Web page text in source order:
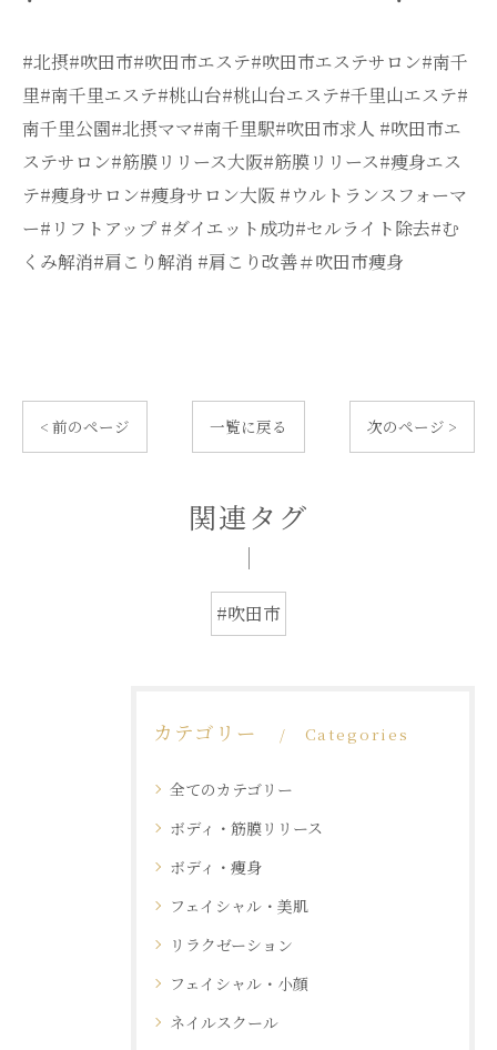
#北摂#吹田市#吹田市エステ#吹田市エステサロン#南千
里#南千里エステ#桃山台#桃山台エステ#千里山エステ#
南千里公園#北摂ママ#南千里駅#吹田市求人 #吹田市エ
ステサロン#筋膜リリース大阪#筋膜リリース#痩身エス
テ#痩身サロン#痩身サロン大阪 #ウルトランスフォーマ
ー#リフトアップ #ダイエット成功#セルライト除去#む
くみ解消#肩こり解消 #肩こり改善＃吹田市痩身
< 前のページ 一覧に戻る 次のページ >
関連タグ
#吹田市
カテゴリー Categories
全てのカテゴリー
ボディ・筋膜リリース
ボディ・痩身
フェイシャル・美肌
リラクゼーション
フェイシャル・小顔
ネイルスクール